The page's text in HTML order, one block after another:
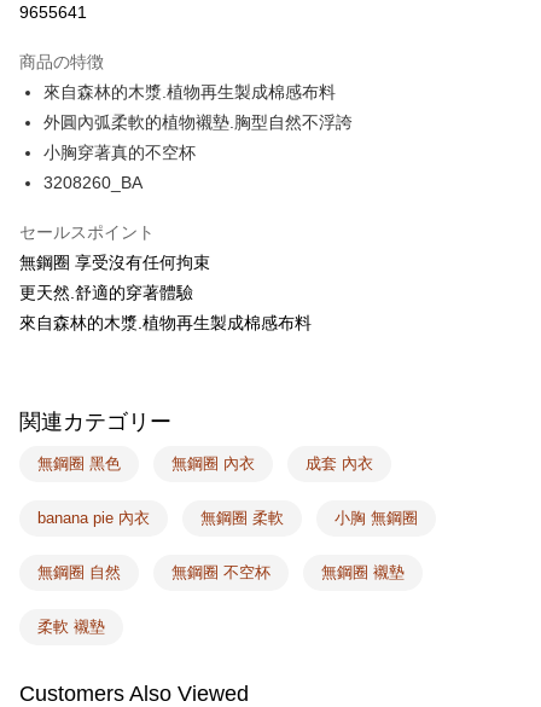
Google Pay
PXPay Plus
Plus Pay
説明
一、 AFTEE代金後払いについて
1.お支払い方法でAFTEE代金後払いを選択すると、携帯電話認証ウィンド
ウが表示されます。
2.SMSで認証してお支払い手続を進めてください。
の場合は、AFTEE アプリプッシュ通知が届きます。
5.商品受け取り時のお支払いは不要です。商品を確かめてから、SMSまた
はアプリの通知に従って、4大コンビニ、またはATM/オンラインバンキン
代金納付期限は最短で 14 日以内ですので、ご注意ください。AFTEE アプ
まで延長できます。
とに計算されます。AFTEEで注文すると、商品を受け取るまで支払い期限
わらず、AFTEEで指定された期限内にお支払いください。
配送方法
配送毎にNT$100、NT$1,500以上で送料無料
付款後全家取貨
配送毎にNT$100、NT$1,500以上で送料無料
配送毎にNT$100、NT$1,500以上で送料無料
宅配
9655641
商品の特徴
來自森林的木漿.植物再生製成棉感布料
外圓內弧柔軟的植物襯墊.胸型自然不浮誇
小胸穿著真的不空杯
3208260_BA
セールスポイント
無鋼圈 享受沒有任何拘束
更天然.舒適的穿著體驗
來自森林的木漿.植物再生製成棉感布料
関連カテゴリー
無鋼圈 黑色 無鋼圈 內衣 成套 內衣
banana pie 內衣 無鋼圈 柔軟 小胸 無鋼圈
無鋼圈 自然 無鋼圈 不空杯 無鋼圈 襯墊
柔軟 襯墊
Customers Also Viewed